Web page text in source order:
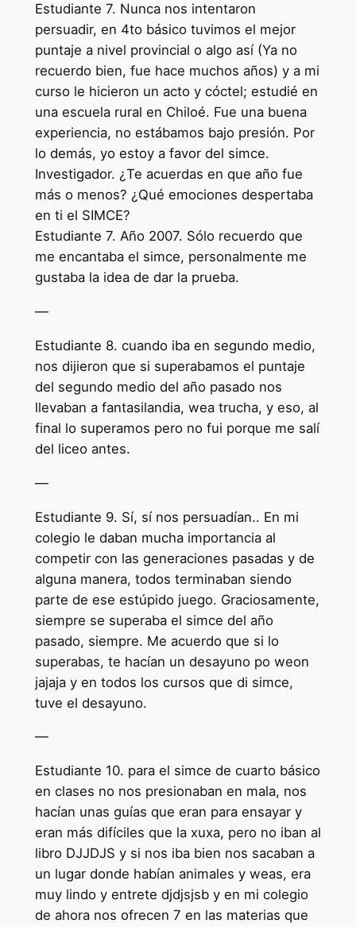
Estudiante 7. Nunca nos intentaron
persuadir, en 4to básico tuvimos el mejor
puntaje a nivel provincial o algo así (Ya no
recuerdo bien, fue hace muchos años) y a mi
curso le hicieron un acto y cóctel; estudié en
una escuela rural en Chiloé. Fue una buena
experiencia, no estábamos bajo presión. Por
lo demás, yo estoy a favor del simce.
Investigador. ¿Te acuerdas en que año fue
más o menos? ¿Qué emociones despertaba
en ti el SIMCE?
Estudiante 7. Año 2007. Sólo recuerdo que
me encantaba el simce, personalmente me
gustaba la idea de dar la prueba.
—
Estudiante 8. cuando iba en segundo medio,
nos dijieron que si superabamos el puntaje
del segundo medio del año pasado nos
llevaban a fantasilandia, wea trucha, y eso, al
final lo superamos pero no fui porque me salí
del liceo antes.
—
Estudiante 9. Sí, sí nos persuadían.. En mi
colegio le daban mucha importancia al
competir con las generaciones pasadas y de
alguna manera, todos terminaban siendo
parte de ese estúpido juego. Graciosamente,
siempre se superaba el simce del año
pasado, siempre. Me acuerdo que si lo
superabas, te hacían un desayuno po weon
jajaja y en todos los cursos que di simce,
tuve el desayuno.
—
Estudiante 10. para el simce de cuarto básico
en clases no nos presionaban en mala, nos
hacían unas guías que eran para ensayar y
eran más difíciles que la xuxa, pero no iban al
libro DJJDJS y si nos iba bien nos sacaban a
un lugar donde habían animales y weas, era
muy lindo y entrete djdjsjsb y en mi colegio
de ahora nos ofrecen 7 en las materias que